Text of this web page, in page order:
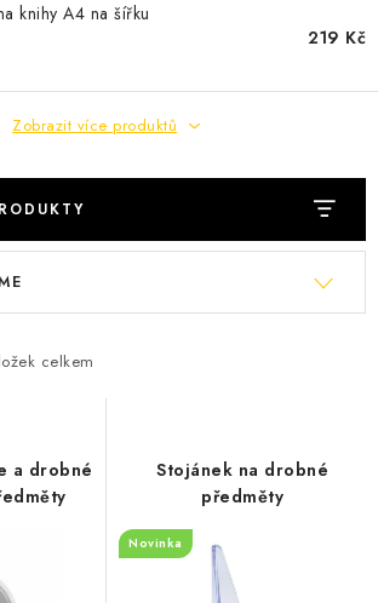
knihy A4 na šířku
219 Kč
Zobrazit více produktů
celkem
a drobné
Stojánek na drobné
předměty
Novinka